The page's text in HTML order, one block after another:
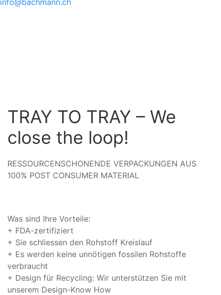
TRAY TO TRAY – We
close the loop!
RESSOURCENSCHONENDE VERPACKUNGEN AUS
100% POST CONSUMER MATERIAL
Was sind Ihre Vorteile:
+ FDA-zertifiziert
+ Sie schliessen den Rohstoff Kreislauf
+ Es werden keine unnötigen fossilen Rohstoffe
verbraucht
+ Design für Recycling: Wir unterstützen Sie mit
unserem Design-Know How